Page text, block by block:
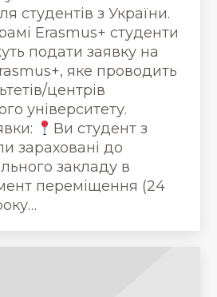
студентів з України.
Erasmus+ студенти
подати заявку на
яке проводить
центрів
університету.
Ви студент з
зараховані до
закладу в
переміщення (24